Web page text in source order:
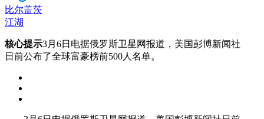
比尔盖茨
江湖
核心提示3月6日电据俄罗斯卫星网报道，美国彭博新闻社
日前公布了全球富豪榜前500人名单。